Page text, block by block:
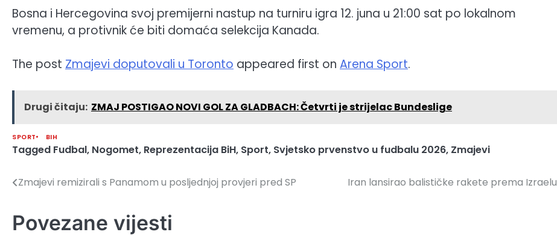
Bosna i Hercegovina svoj premijerni nastup na turniru igra 12. juna u 21:00 sat po lokalnom
vremenu, a protivnik će biti domaća selekcija Kanada.
The post Zmajevi doputovali u Toronto appeared first on Arena Sport.
Drugi čitaju: ZMAJ POSTIGAO NOVI GOL ZA GLADBACH: Četvrti je strijelac Bundeslige
SPORT BIH
Tagged Fudbal, Nogomet, Reprezentacija BiH, Sport, Svjetsko prvenstvo u fudbalu 2026, Zmajevi
Navigacija
Zmajevi remizirali s Panamom u posljednjoj provjeri pred SP Iran lansirao balističke rakete prema Izraelu
Povezane vijesti